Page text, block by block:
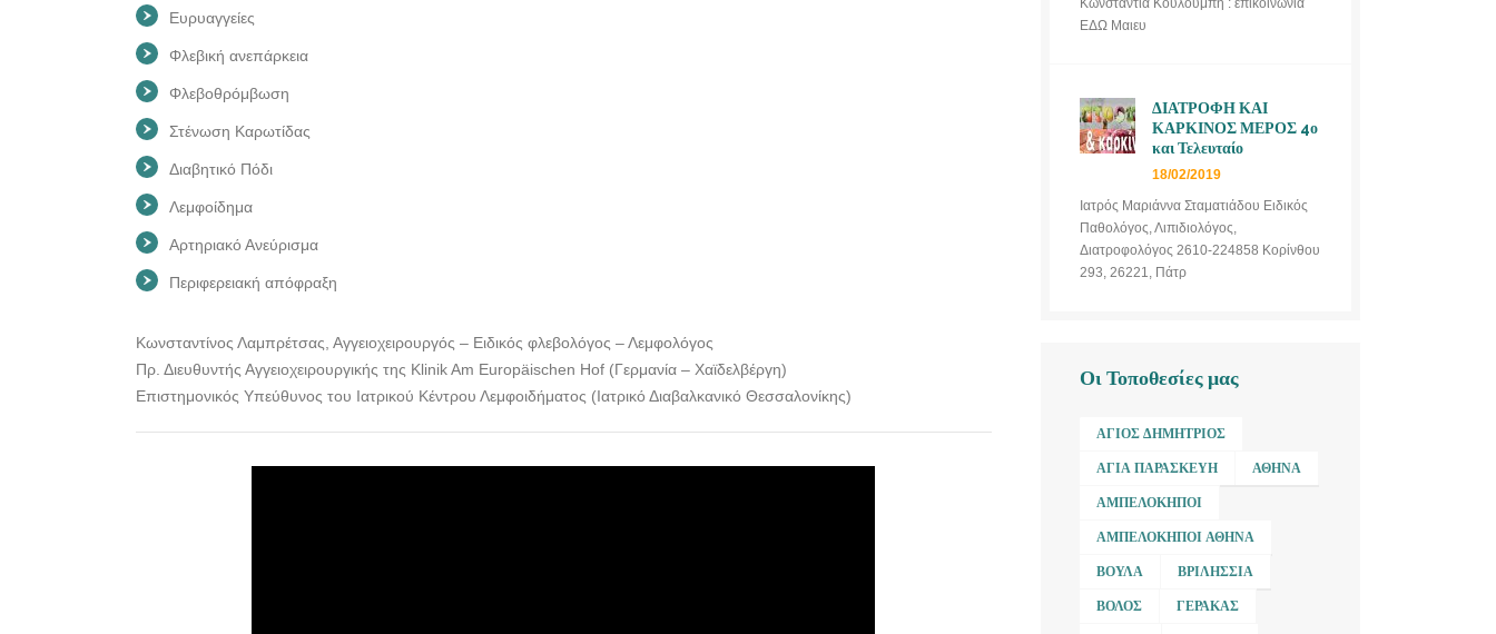
Ευρυαγγείες
Φλεβική ανεπάρκεια
Φλεβοθρόμβωση
Στένωση Καρωτίδας
Διαβητικό Πόδι
Λεμφοίδημα
Αρτηριακό Ανεύρισμα
Περιφερειακή απόφραξη
Κωνσταντίνος Λαμπρέτσας, Αγγειοχειρουργός – Ειδικός φλεβολόγος – Λεμφολόγος
Πρ. Διευθυντής Αγγειοχειρουργικής της Klinik Am Europäischen Hof (Γερμανία – Χαϊδελβέργη)
Επιστημονικός Υπεύθυνος του Ιατρικού Κέντρου Λεμφοιδήματος (Ιατρικό Διαβαλκανικό Θεσσαλονίκης)
Κωνσταντία Κουλουμπή : επικοινωνία
ΕΔΩ Μαιευ
ΔΙΑΤΡΟΦΗ ΚΑΙ
ΚΑΡΚΙΝΟΣ ΜΕΡΟΣ 4ο
και Τελευταίο
18/02/2019
Ιατρός Μαριάννα Σταματιάδου Ειδικός
Παθολόγος, Λιπιδιολόγος,
Διατροφολόγος 2610-224858 Κορίνθου
293, 26221, Πάτρ
Οι Τοποθεσίες μας
ΆΓΙΟΣ ΔΗΜΉΤΡΙΟΣ
ΑΓΊΑ ΠΑΡΑΣΚΕΥΉ ΑΘΉΝΑ
ΑΜΠΕΛΌΚΗΠΟΙ
ΑΜΠΕΛΌΚΗΠΟΙ ΑΘΉΝΑ
ΒΟΎΛΑ ΒΡΙΛΉΣΣΙΑ
ΒΌΛΟΣ ΓΈΡΑΚΑΣ